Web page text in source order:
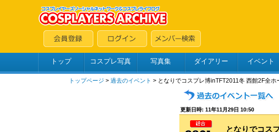
トップ コスプレ写真 写真集 ダイアリー イベント
トップページ > 過去のイベント > となりでコスプレ博inTFT2011冬 西館2F全ホ
更新日時: 11年11月29日 10:50
となりでコス